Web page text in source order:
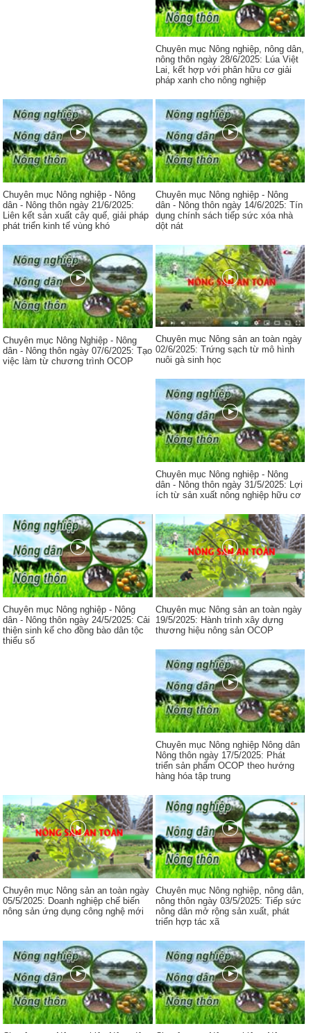
Chuyên mục Nông nghiệp, nông dân,
nông thôn ngày 28/6/2025: Lúa Việt
Lai, kết hợp với phân hữu cơ giải
pháp xanh cho nông nghiệp
Chuyên mục Nông nghiệp - Nông
dân - Nông thôn ngày 21/6/2025:
Liên kết sản xuất cây quế, giải pháp
phát triển kinh tế vùng khó
Chuyên mục Nông nghiệp - Nông
dân - Nông thôn ngày 14/6/2025: Tín
dụng chính sách tiếp sức xóa nhà
dột nát
Chuyên mục Nông Nghiệp - Nông
dân - Nông thôn ngày 07/6/2025: Tạo
việc làm từ chương trình OCOP
Chuyên mục Nông sản an toàn ngày
02/6/2025: Trứng sạch từ mô hình
nuôi gà sinh học
Chuyên mục Nông nghiệp - Nông
dân - Nông thôn ngày 31/5/2025: Lợi
ích từ sản xuất nông nghiệp hữu cơ
Chuyên mục Nông nghiệp - Nông
dân - Nông thôn ngày 24/5/2025: Cải
thiện sinh kế cho đồng bào dân tộc
thiểu số
Chuyên mục Nông sản an toàn ngày
19/5/2025: Hành trình xây dựng
thương hiệu nông sản OCOP
Chuyên mục Nông nghiệp Nông dân
Nông thôn ngày 17/5/2025: Phát
triển sản phẩm OCOP theo hướng
hàng hóa tập trung
Chuyên mục Nông sản an toàn ngày
05/5/2025: Doanh nghiệp chế biến
nông sản ứng dụng công nghệ mới
Chuyên mục Nông nghiệp, nông dân,
nông thôn ngày 03/5/2025: Tiếp sức
nông dân mở rộng sản xuất, phát
triển hợp tác xã